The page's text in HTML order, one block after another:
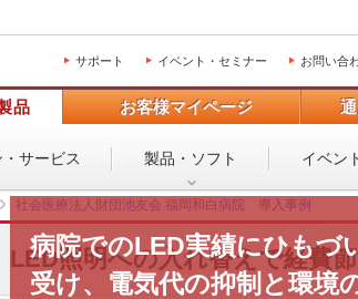
サポート イベント・セミナー お問い合
品 お客様マイページ
サービス 製品・ソフト イベン
社会医療法人財団池友会 福岡和白病院 導入事例
LED照明への入れ替えで経費
病院でのLED実績にひもづ
受け、電気代の抑制と環境